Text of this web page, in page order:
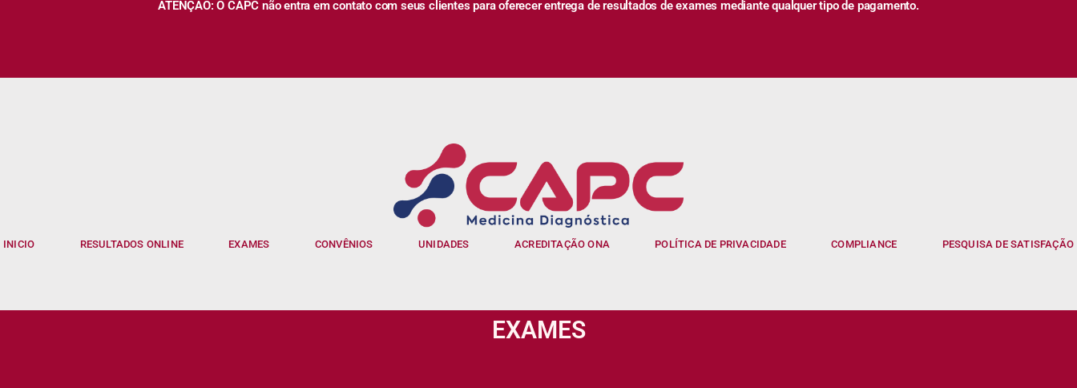
ATENÇÃO: O CAPC não entra em contato com seus clientes para oferecer entrega de resultados de exames mediante qualquer tipo de pagamento.
INICIO RESULTADOS ONLINE EXAMES CONVÊNIOS UNIDADES ACREDITAÇÃO ONA POLÍTICA DE PRIVACIDADE COMPLIANCE PESQUISA DE SATISFAÇÃO
EXAMES